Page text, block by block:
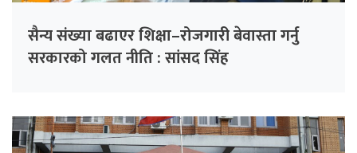
सैन्य संख्या बढाएर शिक्षा–रोजगारी बेवास्ता गर्नु
सरकारको गलत नीति : सांसद सिंह